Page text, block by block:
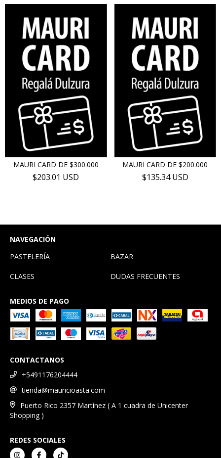
MAURI CARD DE $300.000
$203.01 USD
MAURI CARD DE $200.000
$135.34 USD
NAVEGACIÓN
PASTELERÍA
BAZAR
CLASES DUDAS FRECUENTES
MEDIOS DE PAGO
CONTACTANOS
+5491176204444
tienda@mauricioasta.com
Puerto Rico 2357 Martínez ( A 1 cuadra de Unicenter
Shopping )
REDES SOCIALES